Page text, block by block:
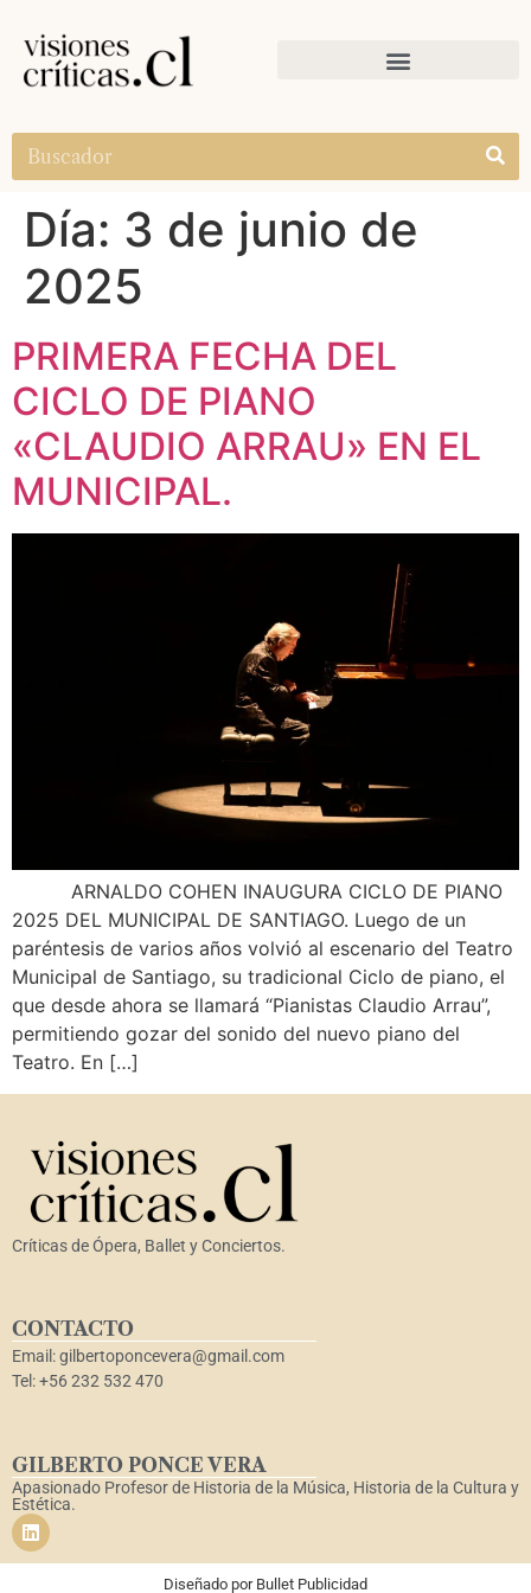
Día: 3 de junio de
2025
PRIMERA FECHA DEL
CICLO DE PIANO
«CLAUDIO ARRAU» EN EL
MUNICIPAL.
ARNALDO COHEN INAUGURA CICLO DE PIANO
2025 DEL MUNICIPAL DE SANTIAGO. Luego de un
paréntesis de varios años volvió al escenario del Teatro
Municipal de Santiago, su tradicional Ciclo de piano, el
que desde ahora se llamará “Pianistas Claudio Arrau”,
permitiendo gozar del sonido del nuevo piano del
Teatro. En […]
Críticas de Ópera, Ballet y Conciertos.
CONTACTO
Email: gilbertoponcevera@gmail.com
Tel: +56 232 532 470
GILBERTO PONCE VERA
Apasionado Profesor de Historia de la Música, Historia de la Cultura y
Estética.
Diseñado por Bullet Publicidad